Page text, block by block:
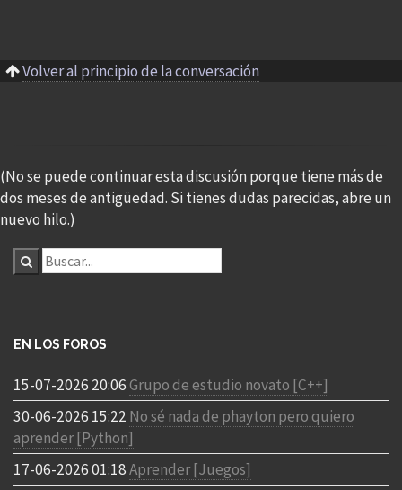
Volver al principio de la conversación
(No se puede continuar esta discusión porque tiene más de
dos meses de antigüedad. Si tienes dudas parecidas, abre un
nuevo hilo.)
EN LOS FOROS
15-07-2026 20:06Grupo de estudio novato [C++]
30-06-2026 15:22 No sé nada de phayton pero quiero
aprender [Python]
17-06-2026 01:18Aprender [Juegos]